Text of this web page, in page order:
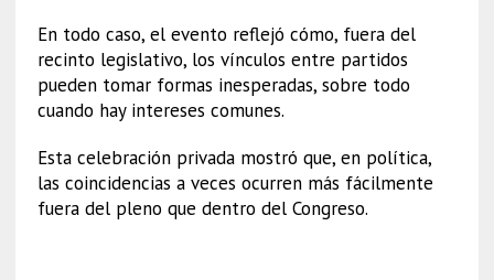
En todo caso, el evento reflejó cómo, fuera del
recinto legislativo, los vínculos entre partidos
pueden tomar formas inesperadas, sobre todo
cuando hay intereses comunes.
Esta celebración privada mostró que, en política,
las coincidencias a veces ocurren más fácilmente
fuera del pleno que dentro del Congreso.